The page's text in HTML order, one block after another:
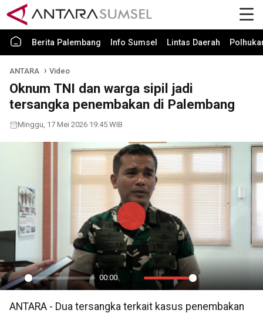
Berita Palembang Info Sumsel Lintas Daerah
ANTARA Video
Oknum TNI dan warga sipil jadi
tersangka penembakan di Palembang
Minggu, 17 Mei 2026 19:45 WIB
Play
00:00
Mute Settings
PIP
Play
ANTARA - Dua tersangka terkait kasus penembakan